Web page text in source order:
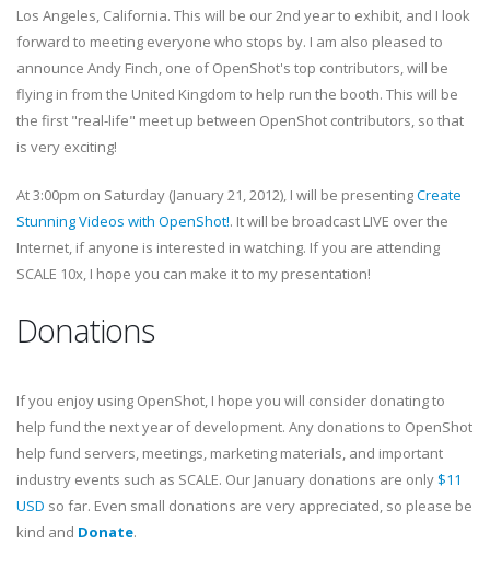
Los Angeles, California. This will be our 2nd year to exhibit, and I look
forward to meeting everyone who stops by. I am also pleased to
announce Andy Finch, one of OpenShot's top contributors, will be
flying in from the United Kingdom to help run the booth. This will be
the first "real-life" meet up between OpenShot contributors, so that
is very exciting!
At 3:00pm on Saturday (January 21, 2012), I will be presentingCreate
Stunning Videos with OpenShot!. It will be broadcast LIVE over the
Internet, if anyone is interested in watching. If you are attending
SCALE 10x, I hope you can make it to my presentation!
Donations
If you enjoy using OpenShot, I hope you will consider donating to
help fund the next year of development. Any donations to OpenShot
help fund servers, meetings, marketing materials, and important
industry events such as SCALE. Our January donations are only $11
USD so far. Even small donations are very appreciated, so please be
kind and Donate.